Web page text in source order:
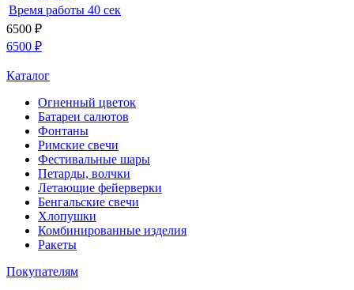
Время работы 40 сек
6500 ₽
6500 ₽
Каталог
Огненный цветок
Батареи салютов
Фонтаны
Римские свечи
Фестивальные шары
Петарды, волчки
Летающие фейерверки
Бенгальские свечи
Хлопушки
Комбинированные изделия
Ракеты
Покупателям